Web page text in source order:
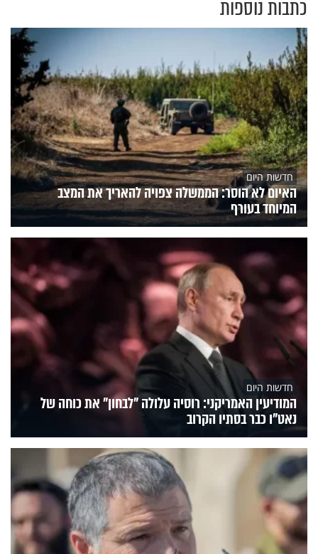
כתבות נוספות
חדשות היום
האיום לא הוסר: הממשלה צפויה להאריך את המצב
המיוחד בעורף
חדשות היום
המודיעין האמריקני: רוסיה עלולה "לבחון" את כוחה של
נאט"ו כבר בסתיו הקרוב